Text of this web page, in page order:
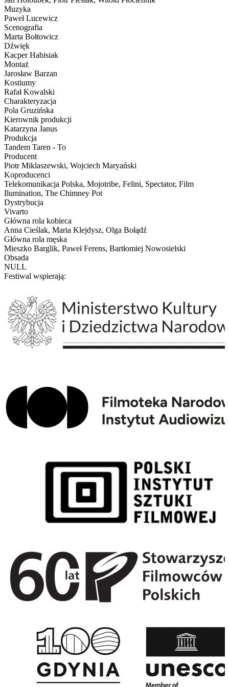
Muzyka
Paweł Lucewicz
Scenografia
Marta Bołtowicz
Dźwięk
Kacper Habisiak
Montaż
Jarosław Barzan
Kostiumy
Rafał Kowalski
Charakteryzacja
Pola Gruzińska
Kierownik produkcji
Katarzyna Janus
Produkcja
Tandem Taren - To
Producent
Piotr Miklaszewski, Wojciech Maryański
Koproducenci
Telekomunikacja Polska, Mojotribe, Felini, Spectator, Film
Ilumination, The Chimney Pot
Dystrybucja
Vivarto
Główna rola kobieca
Anna Cieślak, Maria Klejdysz, Olga Bołądź
Główna rola męska
Mieszko Barglik, Paweł Ferens, Bartłomiej Nowosielski
Obsada
NULL
Festiwal wspierają: